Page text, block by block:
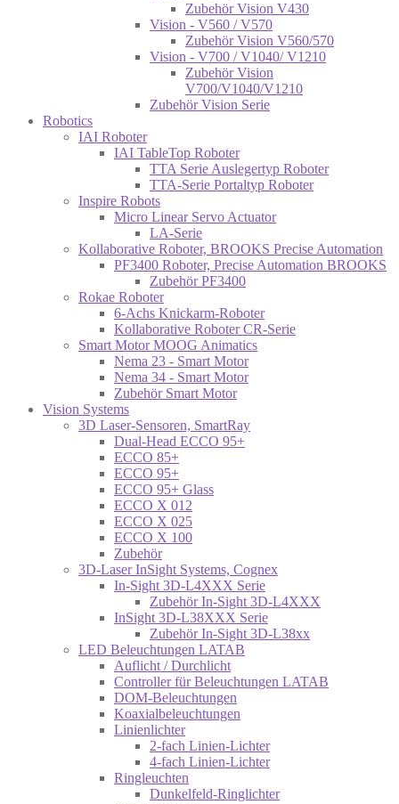
Zubehör Vision V430
Vision - V560 / V570
Zubehör Vision V560/570
Vision - V700 / V1040/ V1210
Zubehör Vision
V700/V1040/V1210
Zubehör Vision Serie
Robotics
IAI Roboter
IAI TableTop Roboter
TTA Serie Auslegertyp Roboter
TTA-Serie Portaltyp Roboter
Inspire Robots
Micro Linear Servo Actuator
LA-Serie
Kollaborative Roboter, BROOKS Precise Automation
PF3400 Roboter, Precise Automation BROOKS
Zubehör PF3400
Rokae Roboter
6-Achs Knickarm-Roboter
Kollaborative Roboter CR-Serie
Smart Motor MOOG Animatics
Nema 23 - Smart Motor
Nema 34 - Smart Motor
Zubehör Smart Motor
Vision Systems
3D Laser-Sensoren, SmartRay
Dual-Head ECCO 95+
ECCO 85+
ECCO 95+
ECCO 95+ Glass
ECCO X 012
ECCO X 025
ECCO X 100
Zubehör
3D-Laser InSight Systems, Cognex
In-Sight 3D-L4XXX Serie
Zubehör In-Sight 3D-L4XXX
InSight 3D-L38XXX Serie
Zubehör In-Sight 3D-L38xx
LED Beleuchtungen LATAB
Auflicht / Durchlicht
Controller für Beleuchtungen LATAB
DOM-Beleuchtungen
Koaxialbeleuchtungen
Linienlichter
2-fach Linien-Lichter
4-fach Linien-Lichter
Ringleuchten
Dunkelfeld-Ringlichter